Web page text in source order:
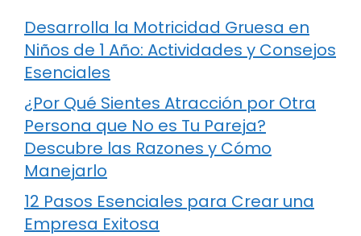
Desarrolla la Motricidad Gruesa en
Niños de 1 Año: Actividades y Consejos
Esenciales
¿Por Qué Sientes Atracción por Otra
Persona que No es Tu Pareja?
Descubre las Razones y Cómo
Manejarlo
12 Pasos Esenciales para Crear una
Empresa Exitosa